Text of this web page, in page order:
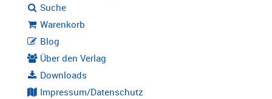
Suche
Warenkorb
Blog
Über den Verlag
Downloads
Impressum/Datenschutz